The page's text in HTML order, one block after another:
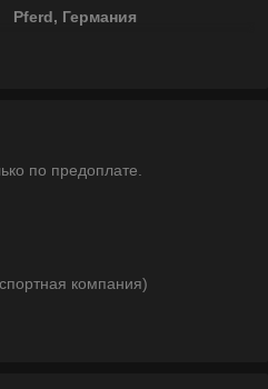
Pferd, Германия
по предоплате.
компания)